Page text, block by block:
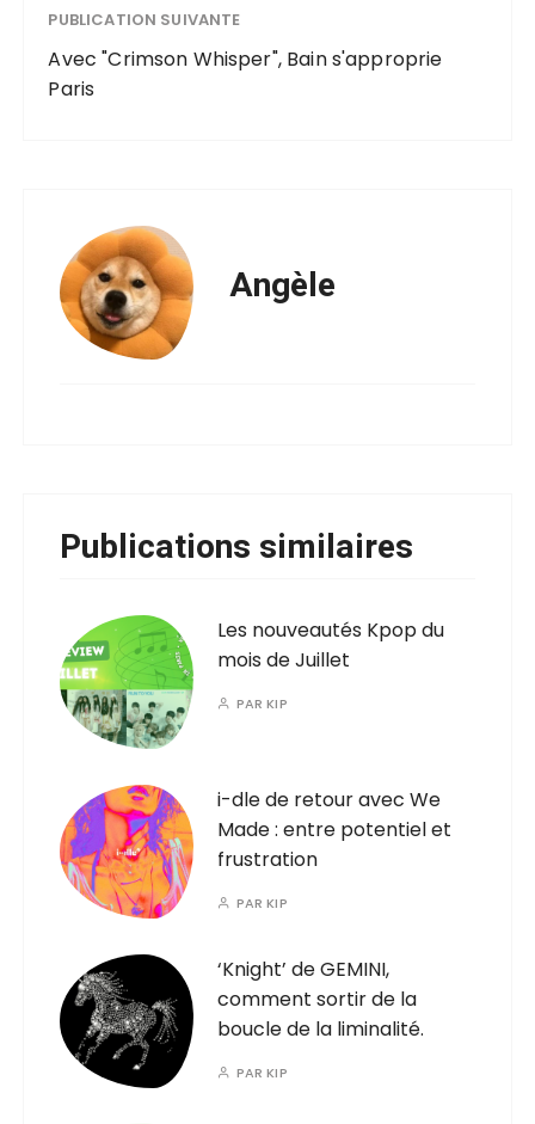
PUBLICATION SUIVANTE
Avec "Crimson Whisper", Bain s'approprie
Paris
Angèle
Publications similaires
Les nouveautés Kpop du
mois de Juillet
PARKIP
i-dle de retour avec We
Made : entre potentiel et
frustration
PARKIP
‘Knight’ de GEMINI,
comment sortir de la
boucle de la liminalité.
PARKIP